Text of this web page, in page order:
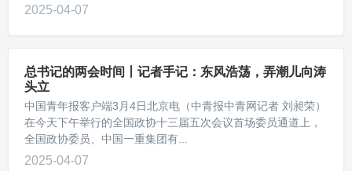
2025-04-07
总书记的两会时间丨记者手记：东风浩荡，弄潮儿向涛
头立
中国青年报客户端3月4日北京电（中青报中青网记者 刘昶荣）
在今天下午举行的全国政协十三届五次会议首场委员通道上，
全国政协委员、中国一重集团有...
2025-04-07